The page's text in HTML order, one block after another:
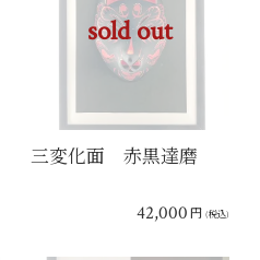
sold out
三変化面 赤黒達磨
42,000 円 (税込)